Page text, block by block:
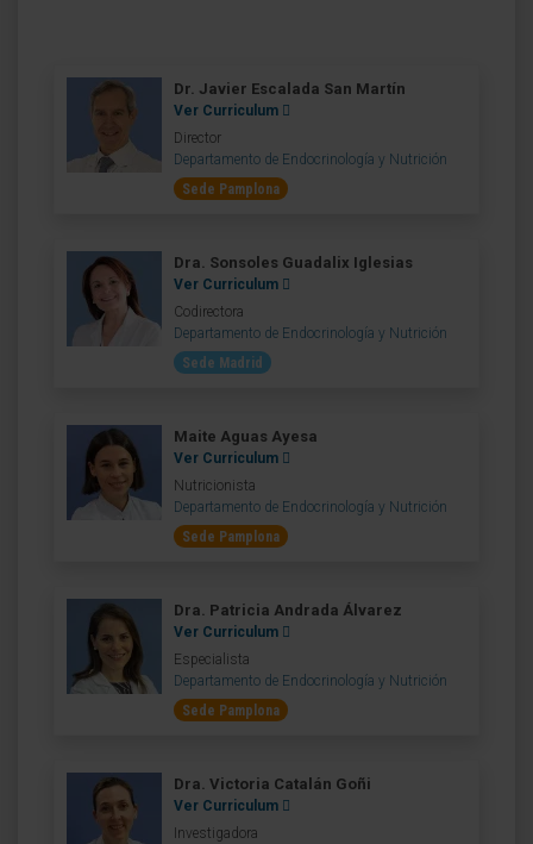
Dr. Javier Escalada San Martín
Ver Curriculum
Director
Departamento de Endocrinología y Nutrición
Sede Pamplona
Dra. Sonsoles Guadalix Iglesias
Ver Curriculum
Codirectora
Departamento de Endocrinología y Nutrición
Sede Madrid
Maite Aguas Ayesa
Ver Curriculum
Nutricionista
Departamento de Endocrinología y Nutrición
Sede Pamplona
Dra. Patricia Andrada Álvarez
Ver Curriculum
Especialista
Departamento de Endocrinología y Nutrición
Sede Pamplona
Dra. Victoria Catalán Goñi
Ver Curriculum
Investigadora